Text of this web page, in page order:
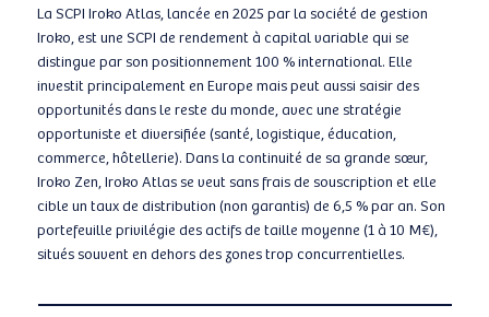
La SCPI Iroko Atlas, lancée en 2025 par la société de gestion
Iroko, est une SCPI de rendement à capital variable qui se
distingue par son positionnement 100 % international. Elle
investit principalement en Europe mais peut aussi saisir des
opportunités dans le reste du monde, avec une stratégie
opportuniste et diversifiée (santé, logistique, éducation,
commerce, hôtellerie). Dans la continuité de sa grande sœur,
Iroko Zen, Iroko Atlas se veut sans frais de souscription et elle
cible un taux de distribution (non garantis) de 6,5 % par an. Son
portefeuille privilégie des actifs de taille moyenne (1 à 10 M€),
situés souvent en dehors des zones trop concurrentielles.